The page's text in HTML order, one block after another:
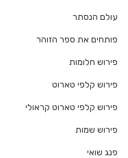
עולם הנסתר
פותחים את ספר הזוהר
פירוש חלומות
פירוש קלפי טארוט
פירוש קלפי טארוט קראולי
פירוש שמות
פנג שואי